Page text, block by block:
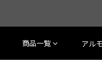
商品一覧 アル